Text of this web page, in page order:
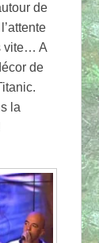
de
vite… A
de
la